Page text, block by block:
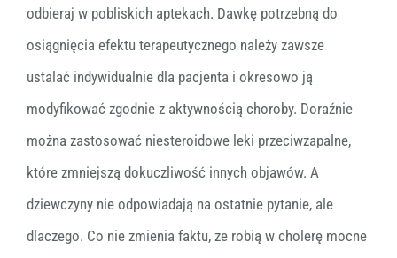
odbieraj w pobliskich aptekach. Dawkę potrzebną do
osiągnięcia efektu terapeutycznego należy zawsze
ustalać indywidualnie dla pacjenta i okresowo ją
modyfikować zgodnie z aktywnością choroby. Doraźnie
można zastosować niesteroidowe leki przeciwzapalne,
które zmniejszą dokuczliwość innych objawów. A
dziewczyny nie odpowiadają na ostatnie pytanie, ale
dlaczego. Co nie zmienia faktu, ze robią w cholerę mocne